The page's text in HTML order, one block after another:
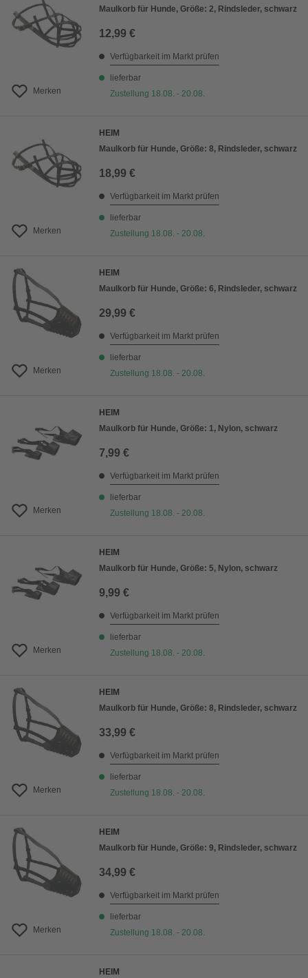
Merken
Maulkorb für Hunde, Größe: 2, Rindsleder, schwarz
12,99 €
Verfügbarkeit im Markt prüfen
lieferbar
Zustellung 18.08. - 20.08.
Merken
HEIM
Maulkorb für Hunde, Größe: 8, Rindsleder, schwarz
18,99 €
Verfügbarkeit im Markt prüfen
lieferbar
Zustellung 18.08. - 20.08.
Merken
HEIM
Maulkorb für Hunde, Größe: 6, Rindsleder, schwarz
29,99 €
Verfügbarkeit im Markt prüfen
lieferbar
Zustellung 18.08. - 20.08.
Merken
HEIM
Maulkorb für Hunde, Größe: 1, Nylon, schwarz
7,99 €
Verfügbarkeit im Markt prüfen
lieferbar
Zustellung 18.08. - 20.08.
Merken
HEIM
Maulkorb für Hunde, Größe: 5, Nylon, schwarz
9,99 €
Verfügbarkeit im Markt prüfen
lieferbar
Zustellung 18.08. - 20.08.
Merken
HEIM
Maulkorb für Hunde, Größe: 8, Rindsleder, schwarz
33,99 €
Verfügbarkeit im Markt prüfen
lieferbar
Zustellung 18.08. - 20.08.
Merken
HEIM
Maulkorb für Hunde, Größe: 9, Rindsleder, schwarz
34,99 €
Verfügbarkeit im Markt prüfen
lieferbar
Zustellung 18.08. - 20.08.
HEIM